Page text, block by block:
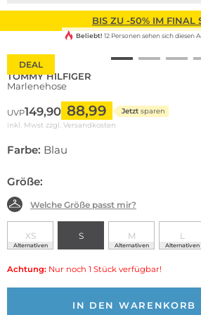
BIS ZU -50% IM FINAL
DEAL
Beliebt! 12 Personen sehen sich diesen
TOMMY HILFIGER
Marlenehose
UVP149,90 88,99 Jetzt sparen
inkl. Mwst zzgl. Versandkosten
Farbe: Blau
Größe:
Welche Größe passt mir?
XS
Alternativen
S M
Alternativen
L
Alternativen
Achtung: Nur noch 1 Stück verfügbar!
IN DEN WARENKORB